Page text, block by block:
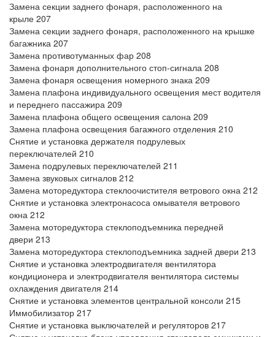
Замена секции заднего фонаря, расположенного на
крыле 207
Замена секции заднего фонаря, расположенного на крышке
багажника 207
Замена противотуманных фар 208
Замена фонаря дополнительного стоп-сигнала 208
Замена фонаря освещения номерного знака 209
Замена плафона индивидуального освещения мест водителя
и переднего пассажира 209
Замена плафона общего освещения салона 209
Замена плафона освещения багажного отделения 210
Снятие и установка держателя подрулевых
переключателей 210
Замена подрулевых переключателей 211
Замена звуковых сигналов 212
Замена моторедуктора стеклоочистителя ветрового окна 212
Снятие и установка электронасоса омывателя ветрового
окна 212
Замена моторедуктора стеклоподъемника передней
двери 213
Замена моторедуктора стеклоподъемника задней двери 213
Снятие и установка электродвигателя вентилятора
кондиционера и электродвигателя вентилятора системы
охлаждения двигателя 214
Снятие и установка элементов центральной консоли 215
Иммобилизатор 217
Снятие и установка выключателей и регуляторов 217